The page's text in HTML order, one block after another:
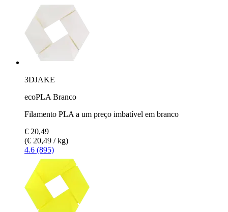
3DJAKE
ecoPLA Branco
Filamento PLA a um preço imbatível em branco
€ 20,49
(€ 20,49 / kg)
4.6 (895)